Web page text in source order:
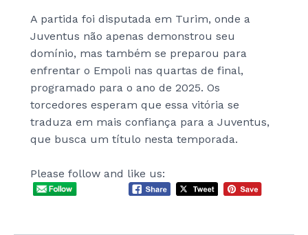
A partida foi disputada em Turim, onde a
Juventus não apenas demonstrou seu
domínio, mas também se preparou para
enfrentar o Empoli nas quartas de final,
programado para o ano de 2025. Os
torcedores esperam que essa vitória se
traduza em mais confiança para a Juventus,
que busca um título nesta temporada.
Please follow and like us: